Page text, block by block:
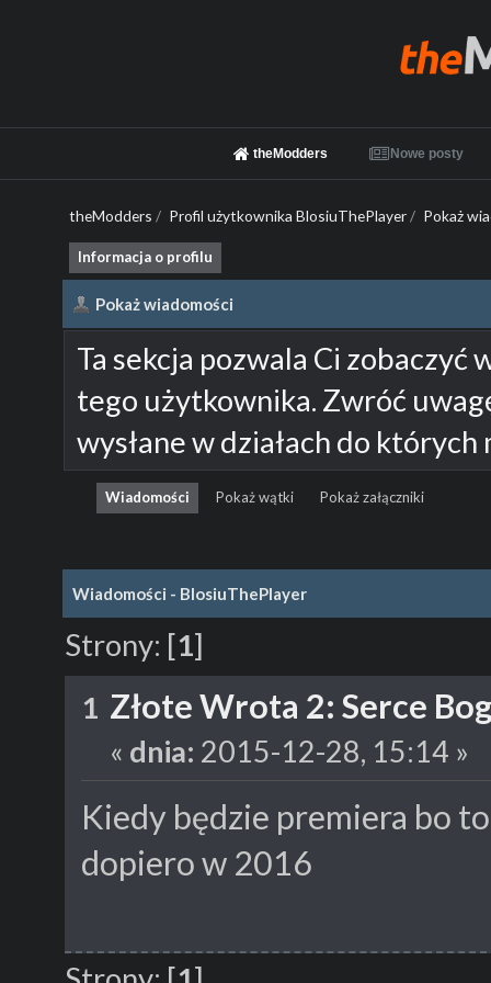
theModders Nowe posty
theModders / Profil użytkownika BlosiuThePlayer/ Pokaż
Informacja o profilu
Pokaż wiadomości
Ta sekcja pozwala Ci zobaczyć
tego użytkownika. Zwróć
wysłane w działach do
Wiadomości Pokaż wątki Pokaż załączniki
Wiadomości - BlosiuThePlayer
Strony: [1]
1 Złote Wrota 2: Serce
« dnia: 2015-12-28, 15:14 »
Kiedy będzie premiera bo
dopiero w 2016